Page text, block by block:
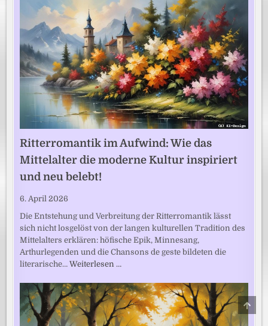
Ritterromantik im Aufwind: Wie das
Mittelalter die moderne Kultur inspiriert
und neu belebt!
6. April 2026
Die Entstehung und Verbreitung der Ritterromantik lässt
sich nicht losgelöst von der langen kulturellen Tradition des
Mittelalters erklären: höfische Epik, Minnesang,
Arthurlegenden und die Chansons de geste bildeten die
literarische…Weiterlesen …
TO